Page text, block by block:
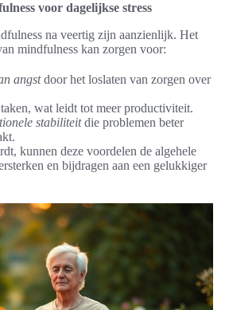
voor dagelijkse stress
na veertig zijn aanzienlijk. Het
mindfulness kan zorgen voor:
angstdoor het loslaten van zorgen over
wat leidt tot meer productiviteit.
stabiliteitdie problemen beter
kunnen deze voordelen de algehele
en bijdragen aan een gelukkiger